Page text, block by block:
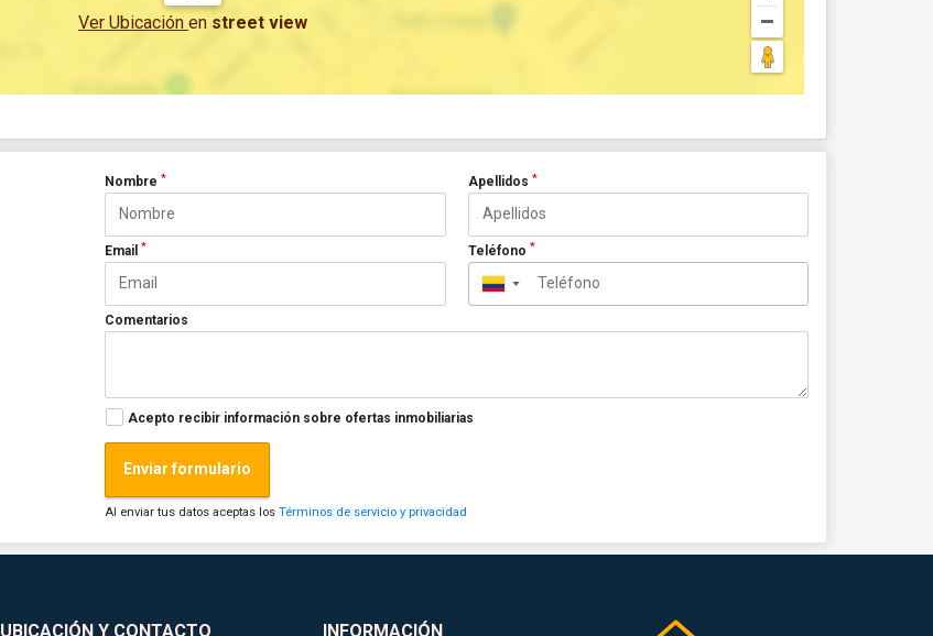
Ver Ubicación en street view
Nombre* Apellidos *
Email* Teléfono *
▼
Comentarios
Acepto recibir información sobre ofertas inmobiliarias
Enviar formulario
Al enviar tus datos aceptas losTérminos de servicio y privacidad
UBICACIÓN Y CONTACTO INFORMACIÓN